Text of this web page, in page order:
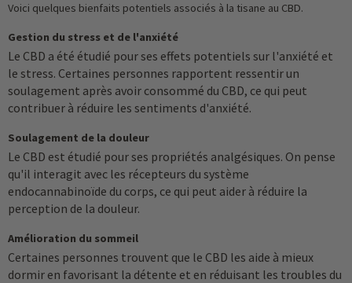
Voici quelques bienfaits potentiels associés à la tisane au CBD.
Gestion du stress et de l'anxiété
Le CBD a été étudié pour ses effets potentiels sur l'anxiété et
le stress. Certaines personnes rapportent ressentir un
soulagement après avoir consommé du CBD, ce qui peut
contribuer à réduire les sentiments d'anxiété.
Soulagement de la douleur
Le CBD est étudié pour ses propriétés analgésiques. On pense
qu'il interagit avec les récepteurs du système
endocannabinoïde du corps, ce qui peut aider à réduire la
perception de la douleur.
Amélioration du sommeil
Certaines personnes trouvent que le CBD les aide à mieux
dormir en favorisant la détente et en réduisant les troubles du